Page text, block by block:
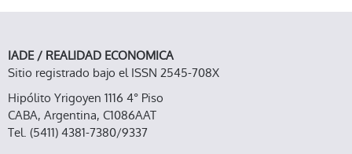
IADE / REALIDAD ECONOMICA
Sitio registrado bajo el ISSN 2545-708X
Hipólito Yrigoyen 1116 4° Piso
CABA, Argentina, C1086AAT
Tel. (5411) 4381-7380/9337